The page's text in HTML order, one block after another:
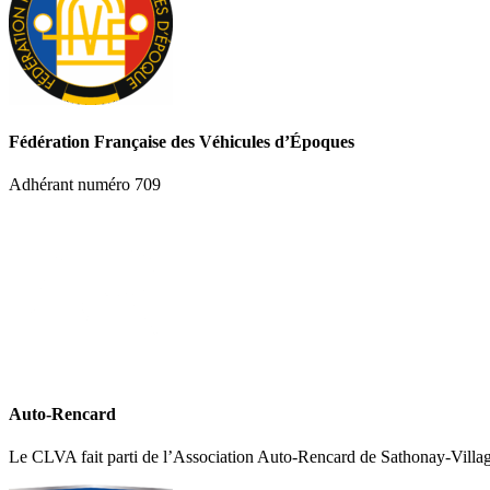
Fédération Française des Véhicules d’Époques
Adhérant numéro 709
Auto-Rencard
Le CLVA fait parti de l’Association Auto-Rencard de Sathonay-